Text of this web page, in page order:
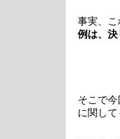
事実、こ
例は、決
そこで
に関して